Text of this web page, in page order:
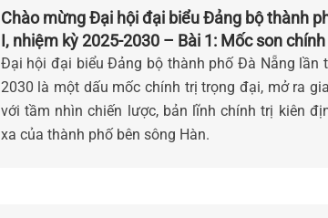
Chào mừng Đại hội đại biểu Đảng bộ thành
I, nhiệm kỳ 2025-2030 – Bài 1: Mốc son
phát triển
Đại hội đại biểu Đảng bộ thành phố Đà Nẵng lần
2030 là một dấu mốc chính trị trọng đại, mở ra
với tầm nhìn chiến lược, bản lĩnh chính trị kiên
xa của thành phố bên sông Hàn.